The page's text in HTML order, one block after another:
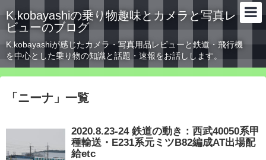
K.kobayashiの乗り物趣味とカメラと写真レ
ビューのブログ
K.kobayashiが感じたカメラ・写真用品レビューと鉄道・飛行機
を中心とした乗り物の知識と話題・速報をお話しします。
「 ニーナ 」 一覧
2020.8.23-24 鉄道の動き：西武40050系甲
種輸送・E231系元ミツB82編成AT出場配
給etc